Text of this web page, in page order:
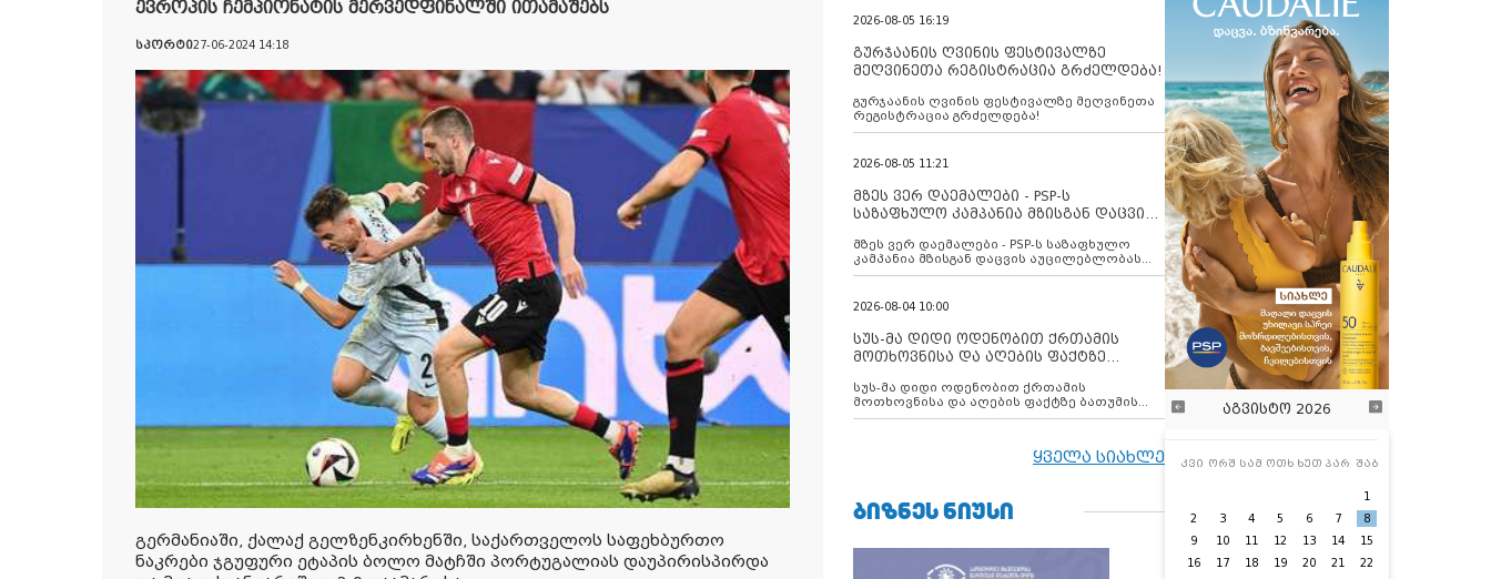
ევროპის ჩემპიონატის მერვედფინალში ითამაშებს
სპორტი27-06-2024 14:18
გერმანიაში, ქალაქ გელზენკირხენში, საქართველოს საფეხბურთო
ნაკრები ჯგუფური ეტაპის ბოლო მატჩში პორტუგალიას დაუპირისპირდა
2026-08-05 16:19
გურჯაანის ღვინის ფესტივალზე
მეღვინეთა რეგისტრაცია გრძელდება!
გურჯაანის ღვინის ფესტივალზე მეღვინეთა
რეგისტრაცია გრძელდება!
2026-08-05 11:21
მზეს ვერ დაემალები - PSP-ს
საზაფხულო კამპანია მზისგან დაცვის
მზეს ვერ დაემალები - PSP-ს საზაფხულო
კამპანია მზისგან დაცვის აუცილებლობას
გვახსენებს
2026-08-04 10:00
სუს-მა დიდი ოდენობით ქრთამის
მოთხოვნისა და აღების ფაქტზე
დააკავა
სუს-მა დიდი ოდენობით ქრთამის
მოთხოვნისა და აღების ფაქტზე ბათუმის
მერიის თანამშრომელი დააკავა
ყველა სიახლე
ᲑᲘᲖᲜᲔᲡ ᲜᲘᲣᲡᲘ
აგვისტო 2026
კვი ორშ სამ ოთხ ხუთ პარ შაბ
1
2
3 4 5 6 7
8
9
10 11 12 13 14
15
16
17 18 19 20 21
22